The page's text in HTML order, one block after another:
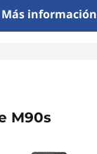
Más información
M90s